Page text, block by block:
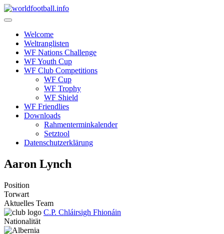
Skip
to
Welcome
Weltranglisten
WF Nations Challenge
WF Youth Cup
WF Club Competitions
WF Cup
WF Trophy
WF Shield
WF Friendlies
Downloads
Rahmenterminkalender
Setztool
Datenschutzerklärung
Aaron Lynch
Position
Torwart
Aktuelles Team
C.P. Chláirsigh Fhionáin
Nationalität